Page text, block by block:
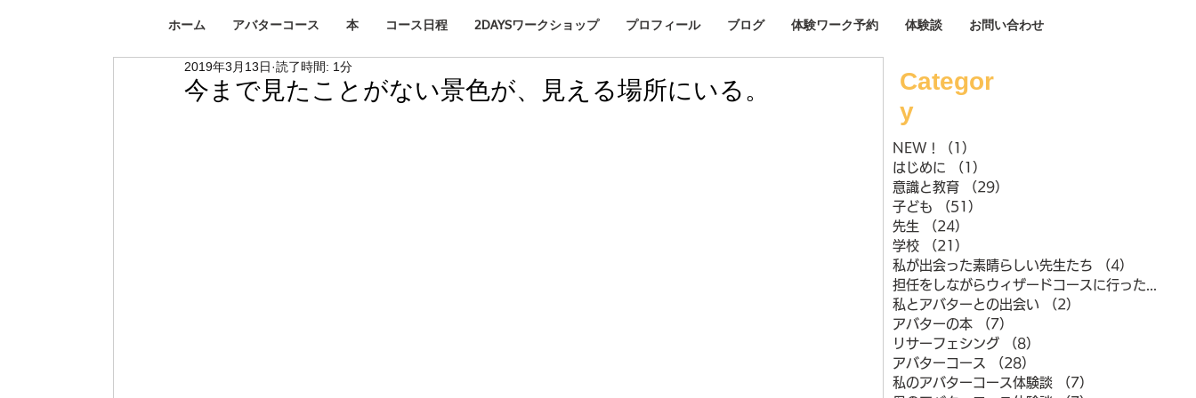
ホーム アバターコース 本 コース日程 2DAYSワークショップ プロフィール ブログ 体験ワーク予約 体験談 お問い合わせ
今まで見たことがない景色が、見える場所にいる。
2019年3月13日 読了時間: 1分
Categor
y
NEW ! （1）
はじめに
（1）
意識と教育
（29）
子ども
（51）
先生
（24）
学校
（21）
私が出会った素晴らしい先生たち
（4）
私とアバターとの出会い
（2）
アバターの本
（7）
リサーフェシング
（8）
アバターコース
（28）
私のアバターコース体験談
（7）